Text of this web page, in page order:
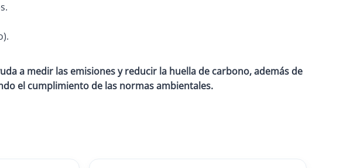
a medir las emisiones y reducir la huella de carbono, además de
el cumplimiento de las normas ambientales.